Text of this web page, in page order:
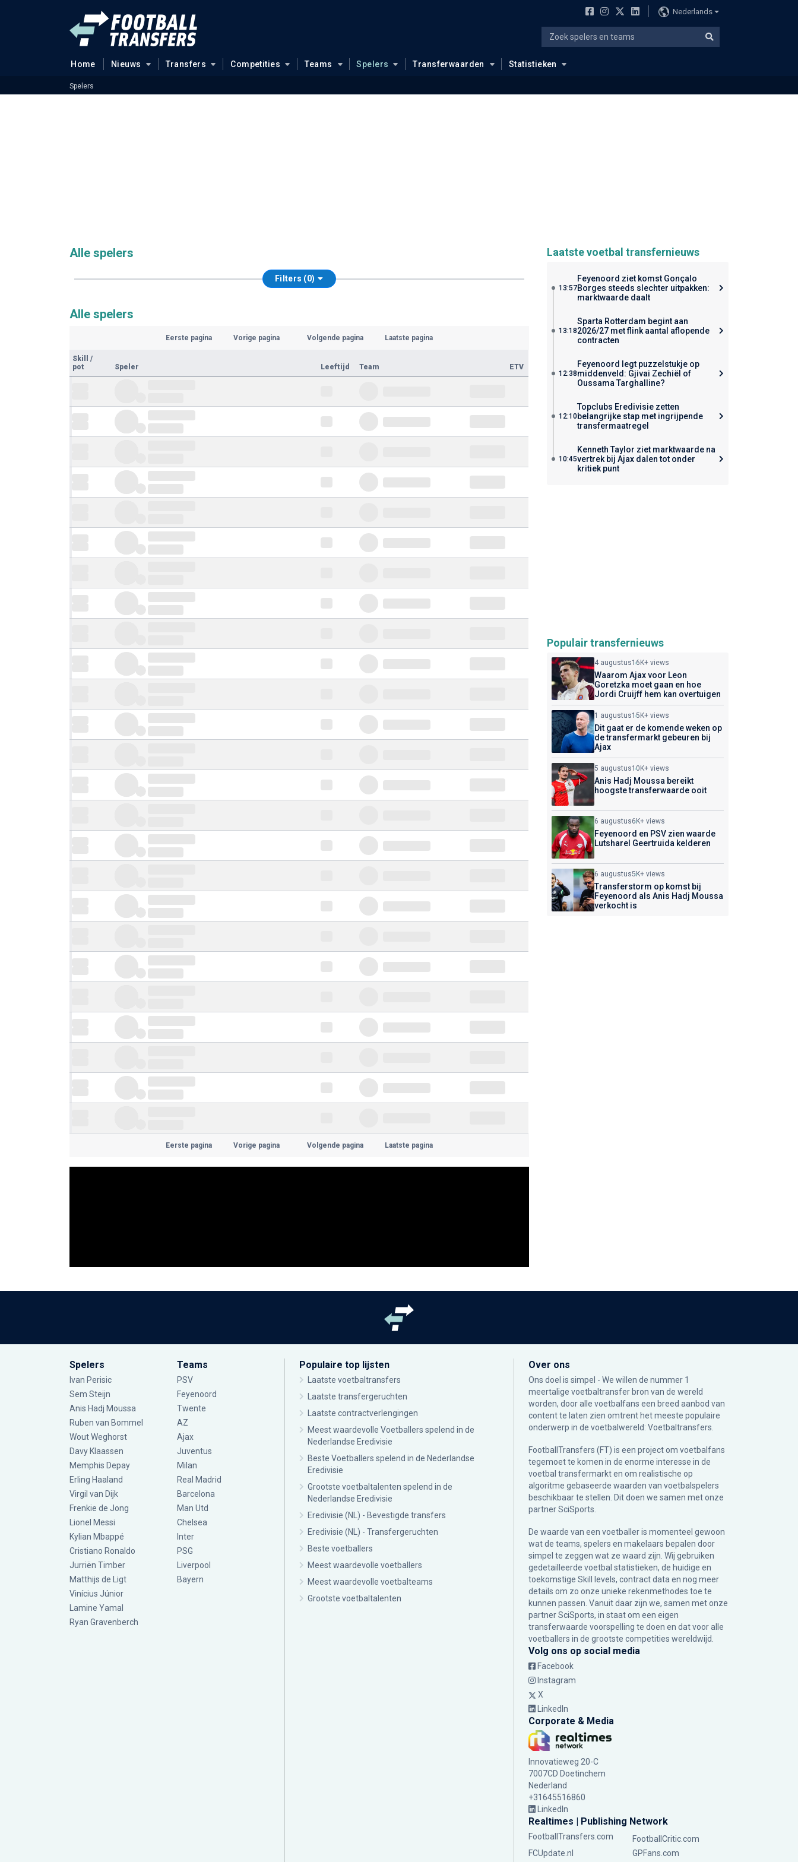
Nederlands
Home Nieuws Transfers Competities Teams Spelers Transferwaarden Statistieken
Spelers
Alle spelers
Filters (0)
Alle spelers
Eerste pagina Vorige pagina Volgende pagina Laatste pagina
Skill
/
pot
Speler Leeftijd Team ETV
Eerste pagina Vorige pagina Volgende pagina Laatste pagina
Laatste voetbal transfernieuws
13:57
Feyenoord ziet komst Gonçalo
Borges steeds slechter uitpakken:
marktwaarde daalt
13:18
Sparta Rotterdam begint aan
2026/27 met flink aantal aflopende
contracten
12:38
Feyenoord legt puzzelstukje op
middenveld: Gjivai Zechiël of
Oussama Targhalline?
12:10
Topclubs Eredivisie zetten
belangrijke stap met ingrijpende
transfermaatregel
10:45
Kenneth Taylor ziet marktwaarde na
vertrek bij Ajax dalen tot onder
kritiek punt
Populair transfernieuws
4 augustus16K+ views
Waarom Ajax voor Leon
Goretzka moet gaan en hoe
Jordi Cruijff hem kan overtuigen
1 augustus15K+ views
Dit gaat er de komende weken op
de transfermarkt gebeuren bij
Ajax
5 augustus10K+ views
Anis Hadj Moussa bereikt
hoogste transferwaarde ooit
6 augustus6K+ views
Feyenoord en PSV zien waarde
Lutsharel Geertruida kelderen
6 augustus5K+ views
Transferstorm op komst bij
Feyenoord als Anis Hadj Moussa
verkocht is
Spelers
Ivan Perisic
Sem Steijn
Anis Hadj Moussa
Ruben van Bommel
Wout Weghorst
Davy Klaassen
Memphis Depay
Erling Haaland
Virgil van Dijk
Frenkie de Jong
Lionel Messi
Kylian Mbappé
Cristiano Ronaldo
Jurriën Timber
Matthijs de Ligt
Vinícius Júnior
Lamine Yamal
Ryan Gravenberch
Teams
PSV
Feyenoord
Twente
AZ
Ajax
Juventus
Milan
Real Madrid
Barcelona
Man Utd
Chelsea
Inter
PSG
Liverpool
Bayern
Populaire top lijsten
Laatste voetbaltransfers
Laatste transfergeruchten
Laatste contractverlengingen
Meest waardevolle Voetballers spelend in de
Nederlandse Eredivisie
Beste Voetballers spelend in de Nederlandse
Eredivisie
Grootste voetbaltalenten spelend in de
Nederlandse Eredivisie
Eredivisie (NL) - Bevestigde transfers
Eredivisie (NL) - Transfergeruchten
Beste voetballers
Meest waardevolle voetballers
Meest waardevolle voetbalteams
Grootste voetbaltalenten
Over ons
Ons doel is simpel - We willen de nummer 1
meertalige voetbaltransfer bron van de wereld
worden, door alle voetbalfans een breed aanbod van
content te laten zien omtrent het meeste populaire
onderwerp in de voetbalwereld: Voetbaltransfers.
FootballTransfers (FT) is een project om voetbalfans
tegemoet te komen in de enorme interesse in de
voetbal transfermarkt en om realistische op
algoritme gebaseerde waarden van voetbalspelers
beschikbaar te stellen. Dit doen we samen met onze
partnerSciSports
De waarde van een voetballer is momenteel gewoon
wat de teams, spelers en makelaars bepalen door
simpel te zeggen wat ze waard zijn. Wij gebruiken
gedetailleerde voetbal statistieken, de huidige en
toekomstige Skill levels, contract data en nog meer
details om zo onze unieke rekenmethodes toe te
kunnen passen. Vanuit daar zijn we, samen met onze
partner SciSports, in staat om een eigen
transferwaarde voorspelling te doen en dat voor alle
voetballers in de grootste competities wereldwijd.
Volg ons op social media
Facebook
Instagram
X
LinkedIn
Corporate & Media
Innovatieweg 20-C
7007CD Doetinchem
Nederland
+31645516860
LinkedIn
Realtimes | Publishing Network
FootballTransfers.com
FootballCritic.com
FCUpdate.nl
GPFans.com